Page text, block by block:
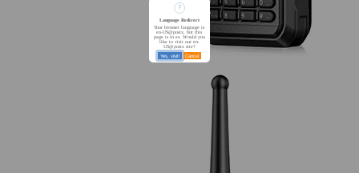
?
Language Redirect
Your browser language is
en-US@posix, but this
page is in es. Would you
like to visit our en-
US@posix site?
Yes, visit! Cancel